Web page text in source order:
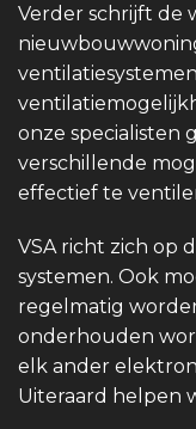
Verder schrijft de
onze specialisten
verschillende
effectief te
VSA richt zich op
systemen. Ook
regelmatig
onderhouden
elk ander
Uiteraard helpen